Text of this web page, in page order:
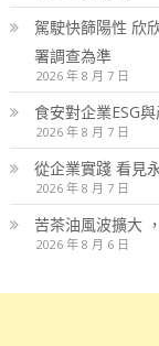
駕駛快篩陽性 欣
署調查為準
2026 年 8 月 7 日
食安對企業ESG
2026 年 8 月 7 日
從企業實踐 看見
2026 年 8 月 7 日
苦茶油風波擴大
2026 年 8 月 6 日